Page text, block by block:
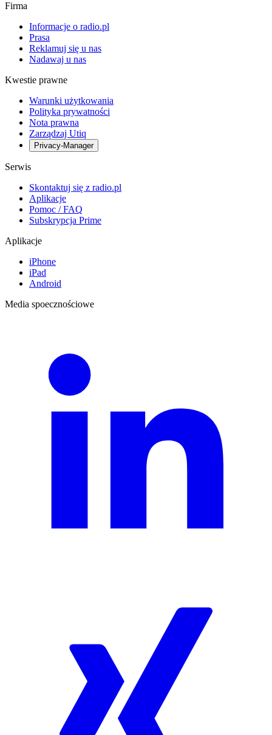
Firma
Informacje o radio.pl
Prasa
Reklamuj się u nas
Nadawaj u nas
Kwestie prawne
Warunki użytkowania
Polityka prywatności
Nota prawna
Zarządzaj Utiq
Privacy-Manager
Serwis
Skontaktuj się z radio.pl
Aplikacje
Pomoc / FAQ
Subskrypcja Prime
Aplikacje
iPhone
iPad
Android
Media spoecznościowe